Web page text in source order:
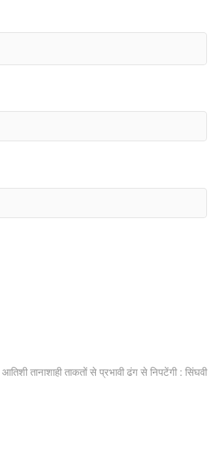
तानाशाही ताकतों से प्रभावी ढंग से निपटेंगी : सिंघवी